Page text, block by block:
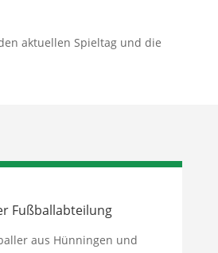
aktuellen Spieltag und die
Fußballabteilung
aus Hünningen und